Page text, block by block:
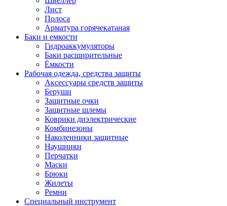
Лист
Полоса
Арматура горячекатаная
Баки и емкости
Гидроаккумуляторы
Баки расширительные
Ёмкости
Рабочая одежда, средства защиты
Аксессуары средств защиты
Беруши
Защитные очки
Защитные шлемы
Коврики диэлектрические
Комбинезоны
Наколенники защитные
Наушники
Перчатки
Маски
Брюки
Жилеты
Ремни
Специальный инструмент